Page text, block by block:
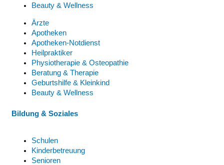
Beauty & Wellness
Ärzte
Apotheken
Apotheken-Notdienst
Heilpraktiker
Physiotherapie & Osteopathie
Beratung & Therapie
Geburtshilfe & Kleinkind
Beauty & Wellness
Bildung & Soziales
Schulen
Kinderbetreuung
Senioren